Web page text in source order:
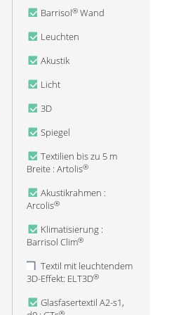
Barrisol® Wand
Leuchten
Akustik
Licht
3D
Spiegel
Textilien bis zu 5 m
Breite : Artolis®
Akustikrahmen :
Arcolis®
Klimatisierung :
Barrisol Clim®
Textil mit leuchtendem
3D-Effekt: ELT3D®
Glasfasertextil A2-s1,